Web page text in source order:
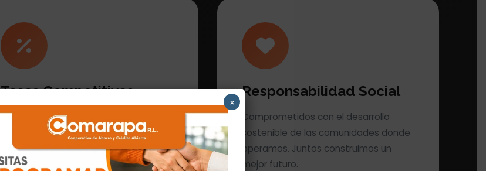
Tasas Competitivas
Las mejores tasas de interés del
mercado tanto para ahorro como
para crédito. Tu dinero rinde más con
nosotros.
Responsabilidad Social
Comprometidos con el desarrollo
sostenible de las comunidades donde
operamos. Juntos construimos un
mejor futuro.
×